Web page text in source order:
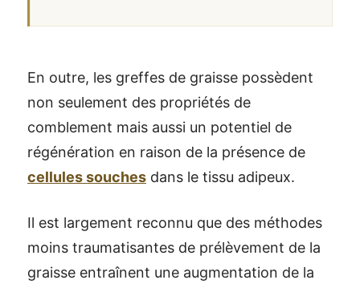
En outre, les greffes de graisse possèdent
non seulement des propriétés de
comblement mais aussi un potentiel de
régénération en raison de la présence de
cellules souches dans le tissu adipeux.
Il est largement reconnu que des méthodes
moins traumatisantes de prélèvement de la
graisse entraînent une augmentation de la